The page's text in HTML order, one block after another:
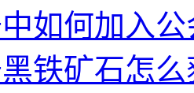
如何加入公
铁矿石怎